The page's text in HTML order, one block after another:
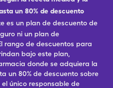
un 80% de descuento
es un plan de descuento de
ni un plan de
rango de descuentos para
bajo este plan,
donde se adquiera la
un 80% de descuento sobre
único responsable de